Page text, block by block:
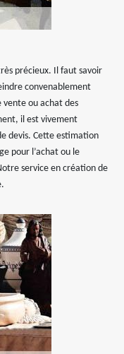
précieux. Il faut savoir
convenablement
ou achat des
il est vivement
devis. Cette estimation
pour l’achat ou le
service en création de